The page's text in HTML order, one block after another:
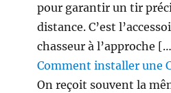
s
e
u
s
?
pour garantir un tir
distance. C’est
chasseur à l’approche
Comment installer une
On reçoit souvent la